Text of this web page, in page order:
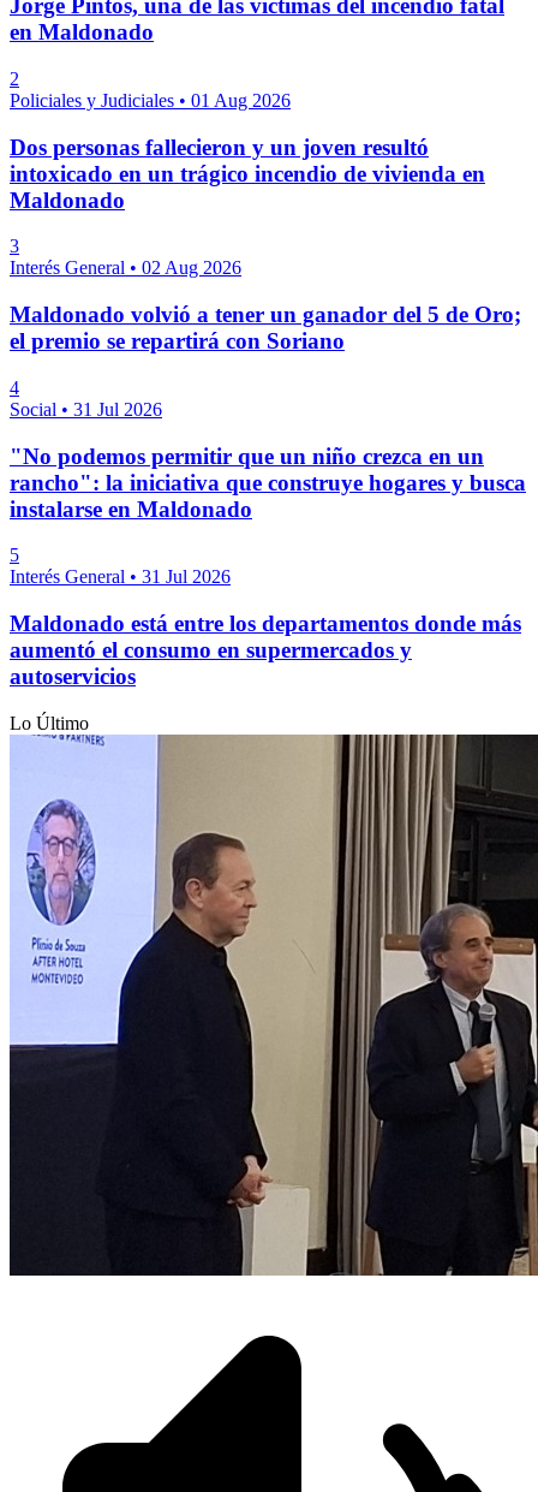
Jorge Pintos, una de las víctimas del incendio fatal
en Maldonado
2
Policiales y Judiciales • 01 Aug 2026
Dos personas fallecieron y un joven resultó
intoxicado en un trágico incendio de vivienda en
Maldonado
3
Interés General • 02 Aug 2026
Maldonado volvió a tener un ganador del 5 de Oro;
el premio se repartirá con Soriano
4
Social • 31 Jul 2026
"No podemos permitir que un niño crezca en un
rancho": la iniciativa que construye hogares y busca
instalarse en Maldonado
5
Interés General • 31 Jul 2026
Maldonado está entre los departamentos donde más
aumentó el consumo en supermercados y
autoservicios
Lo Último